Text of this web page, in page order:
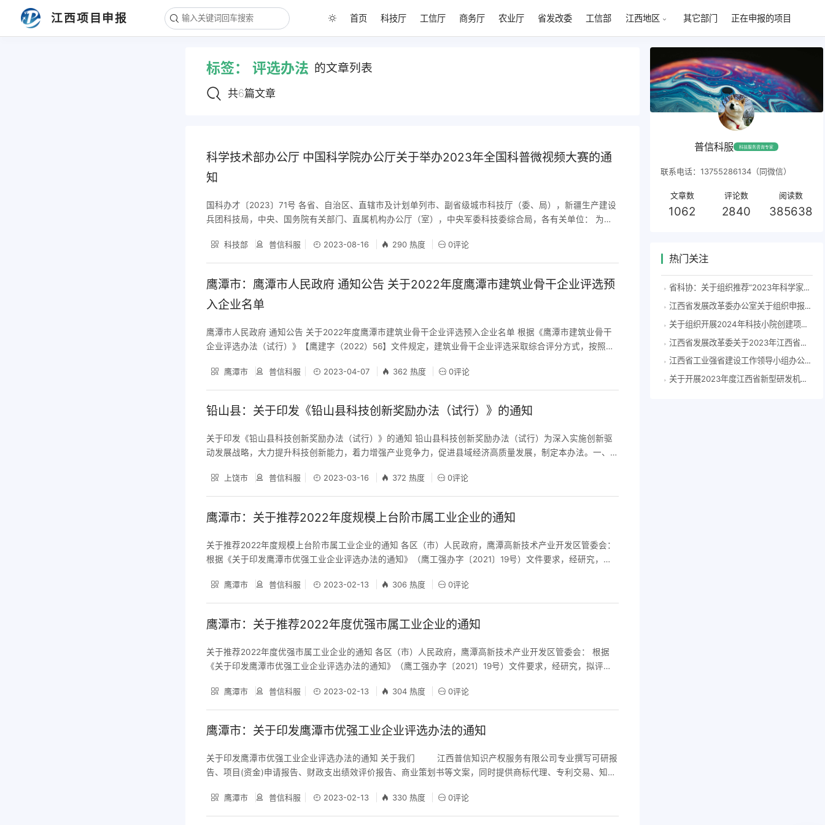
江西项目申报 首页 科技厅 工信厅 商务厅 农业厅 省发改委 工信部 江西地区 其它部门 正在申报的项目
文章导航
标签：评选办法 的文章列表
共6篇文章
科学技术部办公厅 中国科学院办公厅关于举办2023年全国科普微视频大赛的通
知
国科办才〔2023〕71号 各省、自治区、直辖市及计划单列市、副省级城市科技厅（委、局），新疆生产建设
兵团科技局，中央、国务院有关部门、直属机构办公厅（室），中央军委科技委综合局，各有关单位： 为深
共中央办公厅、国务院办公厅《关于新时代进一步加强科学技术普及工作的意见》要求，加强国家科普能力
建设，大力弘扬
科技部 普信科服 2023-08-16 290 热度 0评论
鹰潭市：鹰潭市人民政府 通知公告 关于2022年度鹰潭市建筑业骨干企业评选预
入企业名单
鹰潭市人民政府 通知公告 关于2022年度鹰潭市建筑业骨干企业评选预入企业名单 根据《鹰潭市建筑业骨干
企业评选办法（试行）》【鹰建字（2022）56】文件规定，建筑业骨干企业评选采取综合评分方式，按照本
累计评分，综合得分前20名即为鹰潭市建筑业骨干企业。目前我市2022年度建筑业骨干企业评选初审工作已
完成
鹰潭市 普信科服 2023-04-07 362 热度 0评论
铅山县：关于印发《铅山县科技创新奖励办法（试行）》的通知
关于印发《铅山县科技创新奖励办法（试行）》的通知 铅山县科技创新奖励办法（试行）为深入实施创新驱
动发展战略，大力提升科技创新能力，着力增强产业竞争力，促进县域经济高质量发展，制定本办法。一、
业。对通过认定的高新技术企业，给予20万元奖励；对通过认定的科技型中小企业，给予0.3万元奖励。(认
定责任单位：
上饶市 普信科服 2023-03-16 372 热度 0评论
鹰潭市：关于推荐2022年度规模上台阶市属工业企业的通知
关于推荐2022年度规模上台阶市属工业企业的通知 各区（市）人民政府，鹰潭高新技术产业开发区管委会：
根据《关于印发鹰潭市优强工业企业评选办法的通知》（鹰工强办字〔2021〕19号）文件要求，经研究，拟
组织符合条件的企业填报《2022年度市属优强工业企业申报审批表》并提供相关佐证材料。各地组织进行初
审
鹰潭市 普信科服 2023-02-13 306 热度 0评论
鹰潭市：关于推荐2022年度优强市属工业企业的通知
关于推荐2022年度优强市属工业企业的通知 各区（市）人民政府，鹰潭高新技术产业开发区管委会： 根据
《关于印发鹰潭市优强工业企业评选办法的通知》（鹰工强办字〔2021〕19号）文件要求，经研究，拟评选
区（市）政府、管委会根据属地原则，组织符合条件的企业填报《2022年度市属优强工业企业申报审批表》
（附
鹰潭市 普信科服 2023-02-13 304 热度 0评论
鹰潭市：关于印发鹰潭市优强工业企业评选办法的通知
关于印发鹰潭市优强工业企业评选办法的通知 关于我们 江西普信知识产权服务有限公司专业撰写可研报
告、项目(资金)申请报告、财政支出绩效评价报告、商业策划书等文案，同时提供商标代理、专利交易、知识
技术企业、科技型中小企业、科技小巨人、研发类项目、技术创新中心、企业技术中心、工程技术
鹰潭市 普信科服 2023-02-13 330 热度 0评论
普信科服 科技服务咨询专家
联系电话：13755286134（同微信）
文章数
1062
评论数
2840
阅读数
385638
热门关注
省科协：关于组织推荐“2023年科学家精神教育基地”申报单位的通知
江西省发展改革委办公室关于组织申报2024年度江西省企业技术中心的通知
关于组织开展2024年科技小院创建项目申报推荐工作的通知
江西省发展改革委关于2023年江西省工程研究中心拟认定名单的公示
江西省工业强省建设工作领导小组办公室关于印发江西省产业大脑建设指南（2023年版）的通知
关于开展2023年度江西省新型研发机构申报的通知